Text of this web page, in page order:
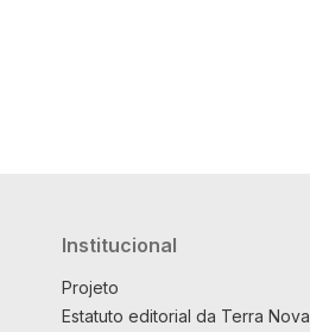
Institucional
Projeto
Estatuto editorial da Terra Nova